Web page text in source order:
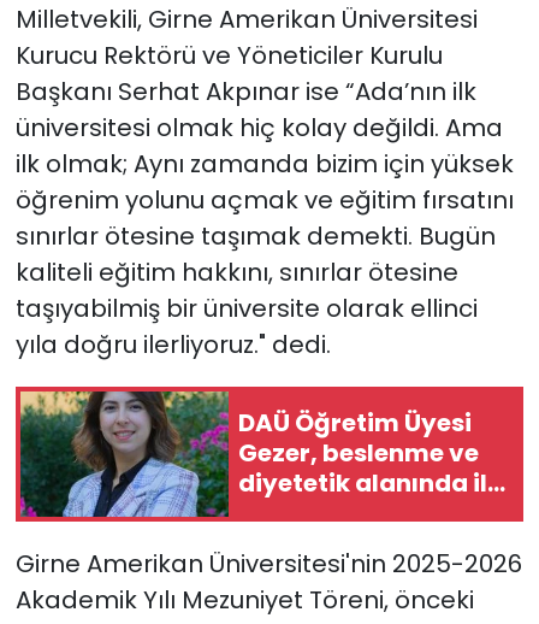
Milletvekili, Girne Amerikan Üniversitesi
Kurucu Rektörü ve Yöneticiler Kurulu
Başkanı Serhat Akpınar ise “Ada’nın ilk
üniversitesi olmak hiç kolay değildi. Ama
ilk olmak; Aynı zamanda bizim için yüksek
öğrenim yolunu açmak ve eğitim fırsatını
sınırlar ötesine taşımak demekti. Bugün
kaliteli eğitim hakkını, sınırlar ötesine
taşıyabilmiş bir üniversite olarak ellinci
yıla doğru ilerliyoruz." dedi.
DAÜ Öğretim Üyesi
Gezer, beslenme ve
diyetetik alanında ilk
Kıbrıslı Türk profesör
Girne Amerikan Üniversitesi'nin 2025-2026
Akademik Yılı Mezuniyet Töreni, önceki